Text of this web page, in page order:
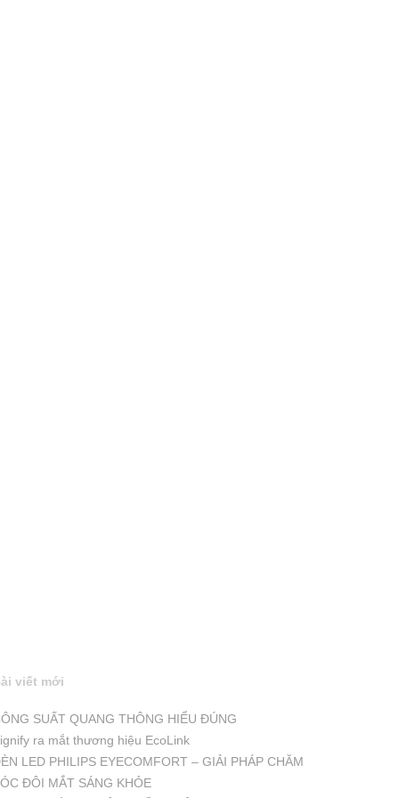
viết mới
SUẤT QUANG THÔNG HIỂU ĐÚNG
ra mắt thương hiệu EcoLink
LED PHILIPS EYECOMFORT – GIẢI PHÁP CHĂM
ĐÔI MẮT SÁNG KHỎE